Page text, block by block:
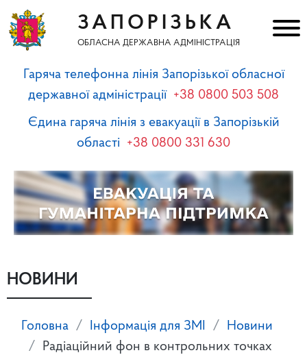
ЗАПОРІЗЬКА
ОБЛАСНА ДЕРЖАВНА АДМІНІСТРАЦІЯ
Гаряча телефонна лінія Запорізької обласної
державної адміністрації +38 0800 503 508
Єдина гаряча лінія з евакуації в Запорізькій
області +38 0800 331 630
НОВИНИ
Головна Інформація для ЗМІ
Новини
Радіаційний фон в контрольних точках